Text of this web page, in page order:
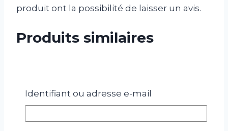
produit ont la possibilité de laisser un avis.
Produits similaires
Identifiant ou adresse e-mail